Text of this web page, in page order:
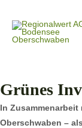
Grünes
In
Oberschwaben – a